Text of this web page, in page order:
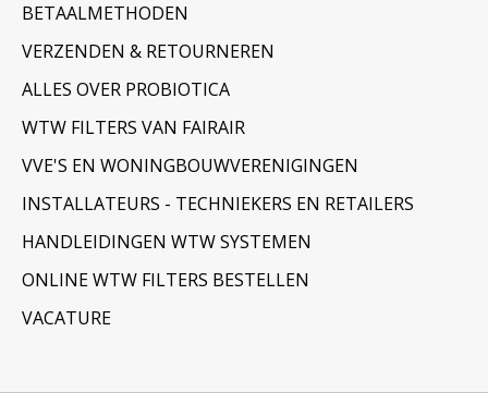
BETAALMETHODEN
VERZENDEN & RETOURNEREN
ALLES OVER PROBIOTICA
WTW FILTERS VAN FAIRAIR
VVE'S EN WONINGBOUWVERENIGINGEN
INSTALLATEURS - TECHNIEKERS EN RETAILERS
HANDLEIDINGEN WTW SYSTEMEN
ONLINE WTW FILTERS BESTELLEN
VACATURE